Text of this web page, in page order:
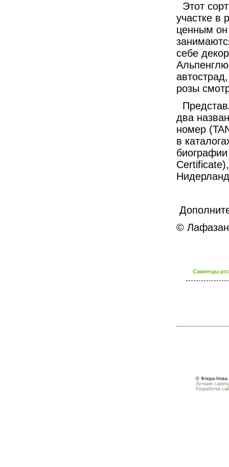
Этот
участке в
ценным
себе
розы
два
номер
в
©
Саженцы
© Флора-Нова
Лучшие
Разработка